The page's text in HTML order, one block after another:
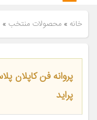
خانه » محصولات منتخب »
پراید